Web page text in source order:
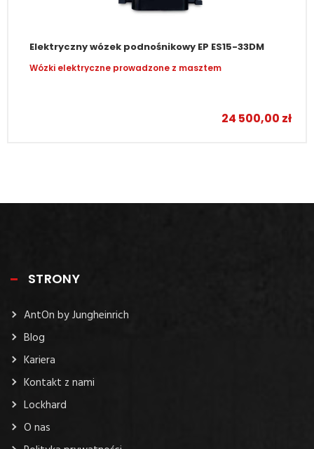
Elektryczny wózek podnośnikowy EP ES15-33DM
Wózki elektryczne prowadzone z masztem
24 500,00 zł
STRONY
AntOn by Jungheinrich
Blog
Kariera
Kontakt z nami
Lockhard
O nas